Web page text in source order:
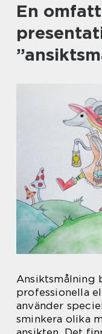
En
Ansiktsmålning
professionella
använder
sminkera olika